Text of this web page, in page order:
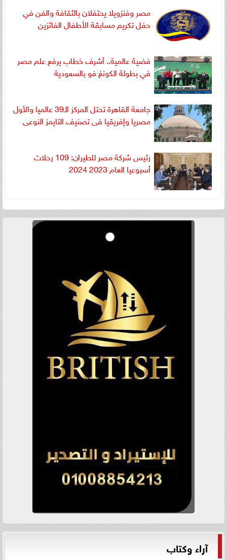
مصر وفنزويلا يحتفلان بالثقافة والفن في
حفل تكريم مسابقة الأطفال الفائزين
فضية عالمية.. أشرف خطاب يرفع علم مصر
في بطولة الكونغ فو بالسعودية
جامعة القاهرة تحتل المركز الـ39 عالميا والأول
مصريا وإفريقيا فى تصنيف التايمز النوعى
رئيس شركة مصر للطيران: 109 رحلات
أسبوعيا العام 2023 2024
آراء وكتاب